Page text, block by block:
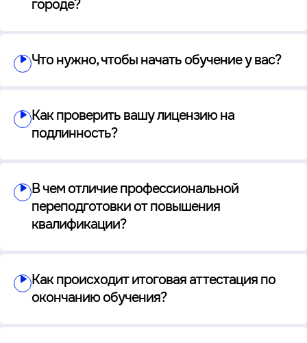
городе?
Что нужно, чтобы начать обучение у вас?
Как проверить вашу лицензию на
подлинность?
В чем отличие профессиональной
переподготовки от повышения
квалификации?
Как происходит итоговая аттестация по
окончанию обучения?